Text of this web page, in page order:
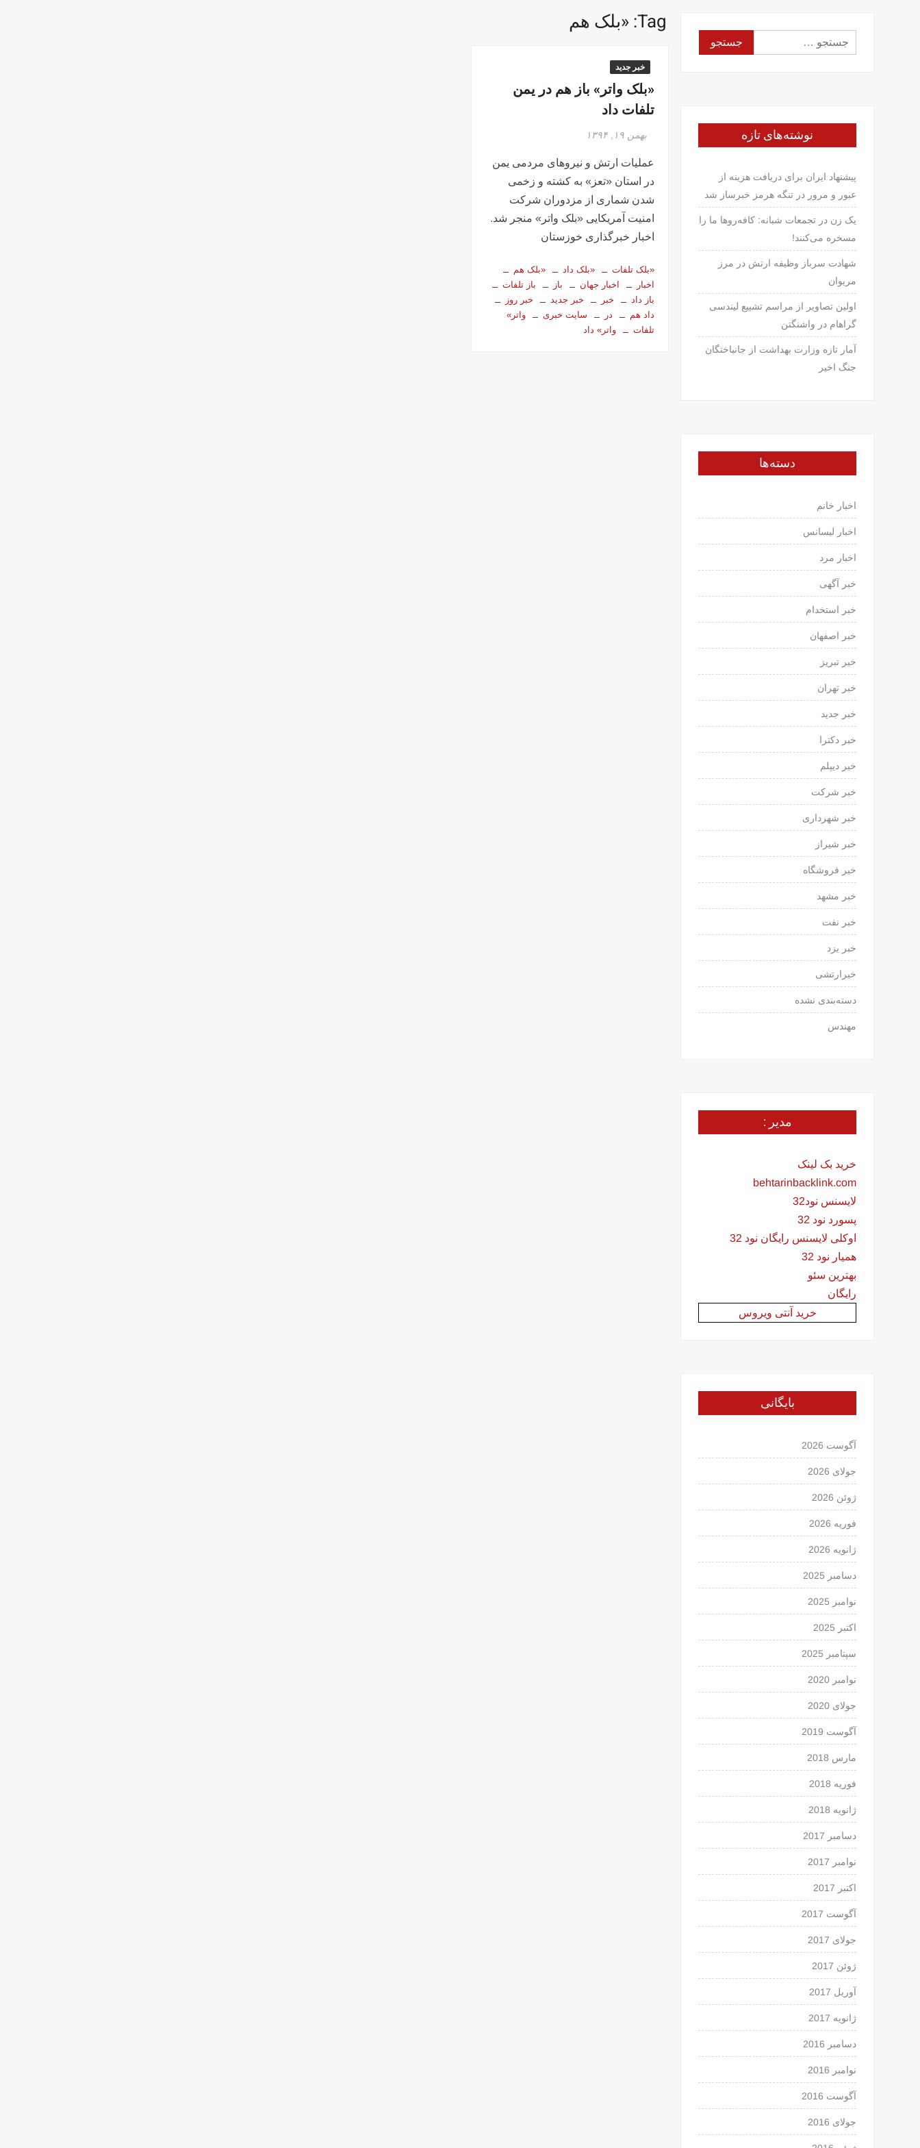
Tag: «بلک هم
خبر جدید
«بلک واتر» باز هم در یمن
تلفات داد
بهمن ۱۹, ۱۳۹۴
عملیات ارتش و نیروهای مردمی یمن
در استان «تعز» به کشته و زخمی
شدن شماری از مزدوران شرکت
امنیت آمریکایی «بلک واتر» منجر شد.
اخبار خبرگذاری خوزستان
«بلک تلفات «بلک داد
«بلک هم
اخبار
اخبار جهان باز
باز تلفات
باز داد
خبر خبر جدید
خبر روز
داد هم
در سایت خبری
واتر»
تلفات
واتر» داد
جستجو
برای:
نوشته‌های تازه
پیشنهاد ایران برای دریافت هزینه از
عبور و مرور در تنگه هرمز خبرساز شد
یک زن در تجمعات شبانه: کافه‌روها ما را
مسخره می‌کنند!
شهادت سرباز وظیفه ارتش در مرز
مریوان
اولین تصاویر از مراسم تشییع لیندسی
گراهام در واشنگتن
آمار تازه وزارت بهداشت از جانباختگان
جنگ اخیر
دسته‌ها
اخبار خانم
اخبار لیسانس
اخبار مرد
خبر آگهی
خبر استخدام
خبر اصفهان
خبر تبریز
خبر تهران
خبر جدید
خبر دکترا
خبر دیپلم
خبر شرکت
خبر شهرداری
خبر شیراز
خبر فروشگاه
خبر مشهد
خبر نفت
خبر یزد
خبرارتشی
دسته‌بندی نشده
مهندس
مدیر :
خرید بک لینک
behtarinbacklink.com
لایسنس نود32
پسورد نود 32
اوکلی لایسنس رایگان نود 32
همیار نود 32
بهترین سئو
رایگان
خرید آنتی ویروس
بایگانی
آگوست 2026
جولای 2026
ژوئن 2026
فوریه 2026
ژانویه 2026
دسامبر 2025
نوامبر 2025
اکتبر 2025
سپتامبر 2025
نوامبر 2020
جولای 2020
آگوست 2019
مارس 2018
فوریه 2018
ژانویه 2018
دسامبر 2017
نوامبر 2017
اکتبر 2017
آگوست 2017
جولای 2017
ژوئن 2017
آوریل 2017
ژانویه 2017
دسامبر 2016
نوامبر 2016
آگوست 2016
جولای 2016